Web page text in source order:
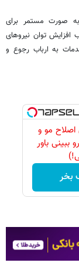
صورت مستمر برای
توان نیروهای
به ارباب رجوع و
اصلاح مو و
باور
بخر